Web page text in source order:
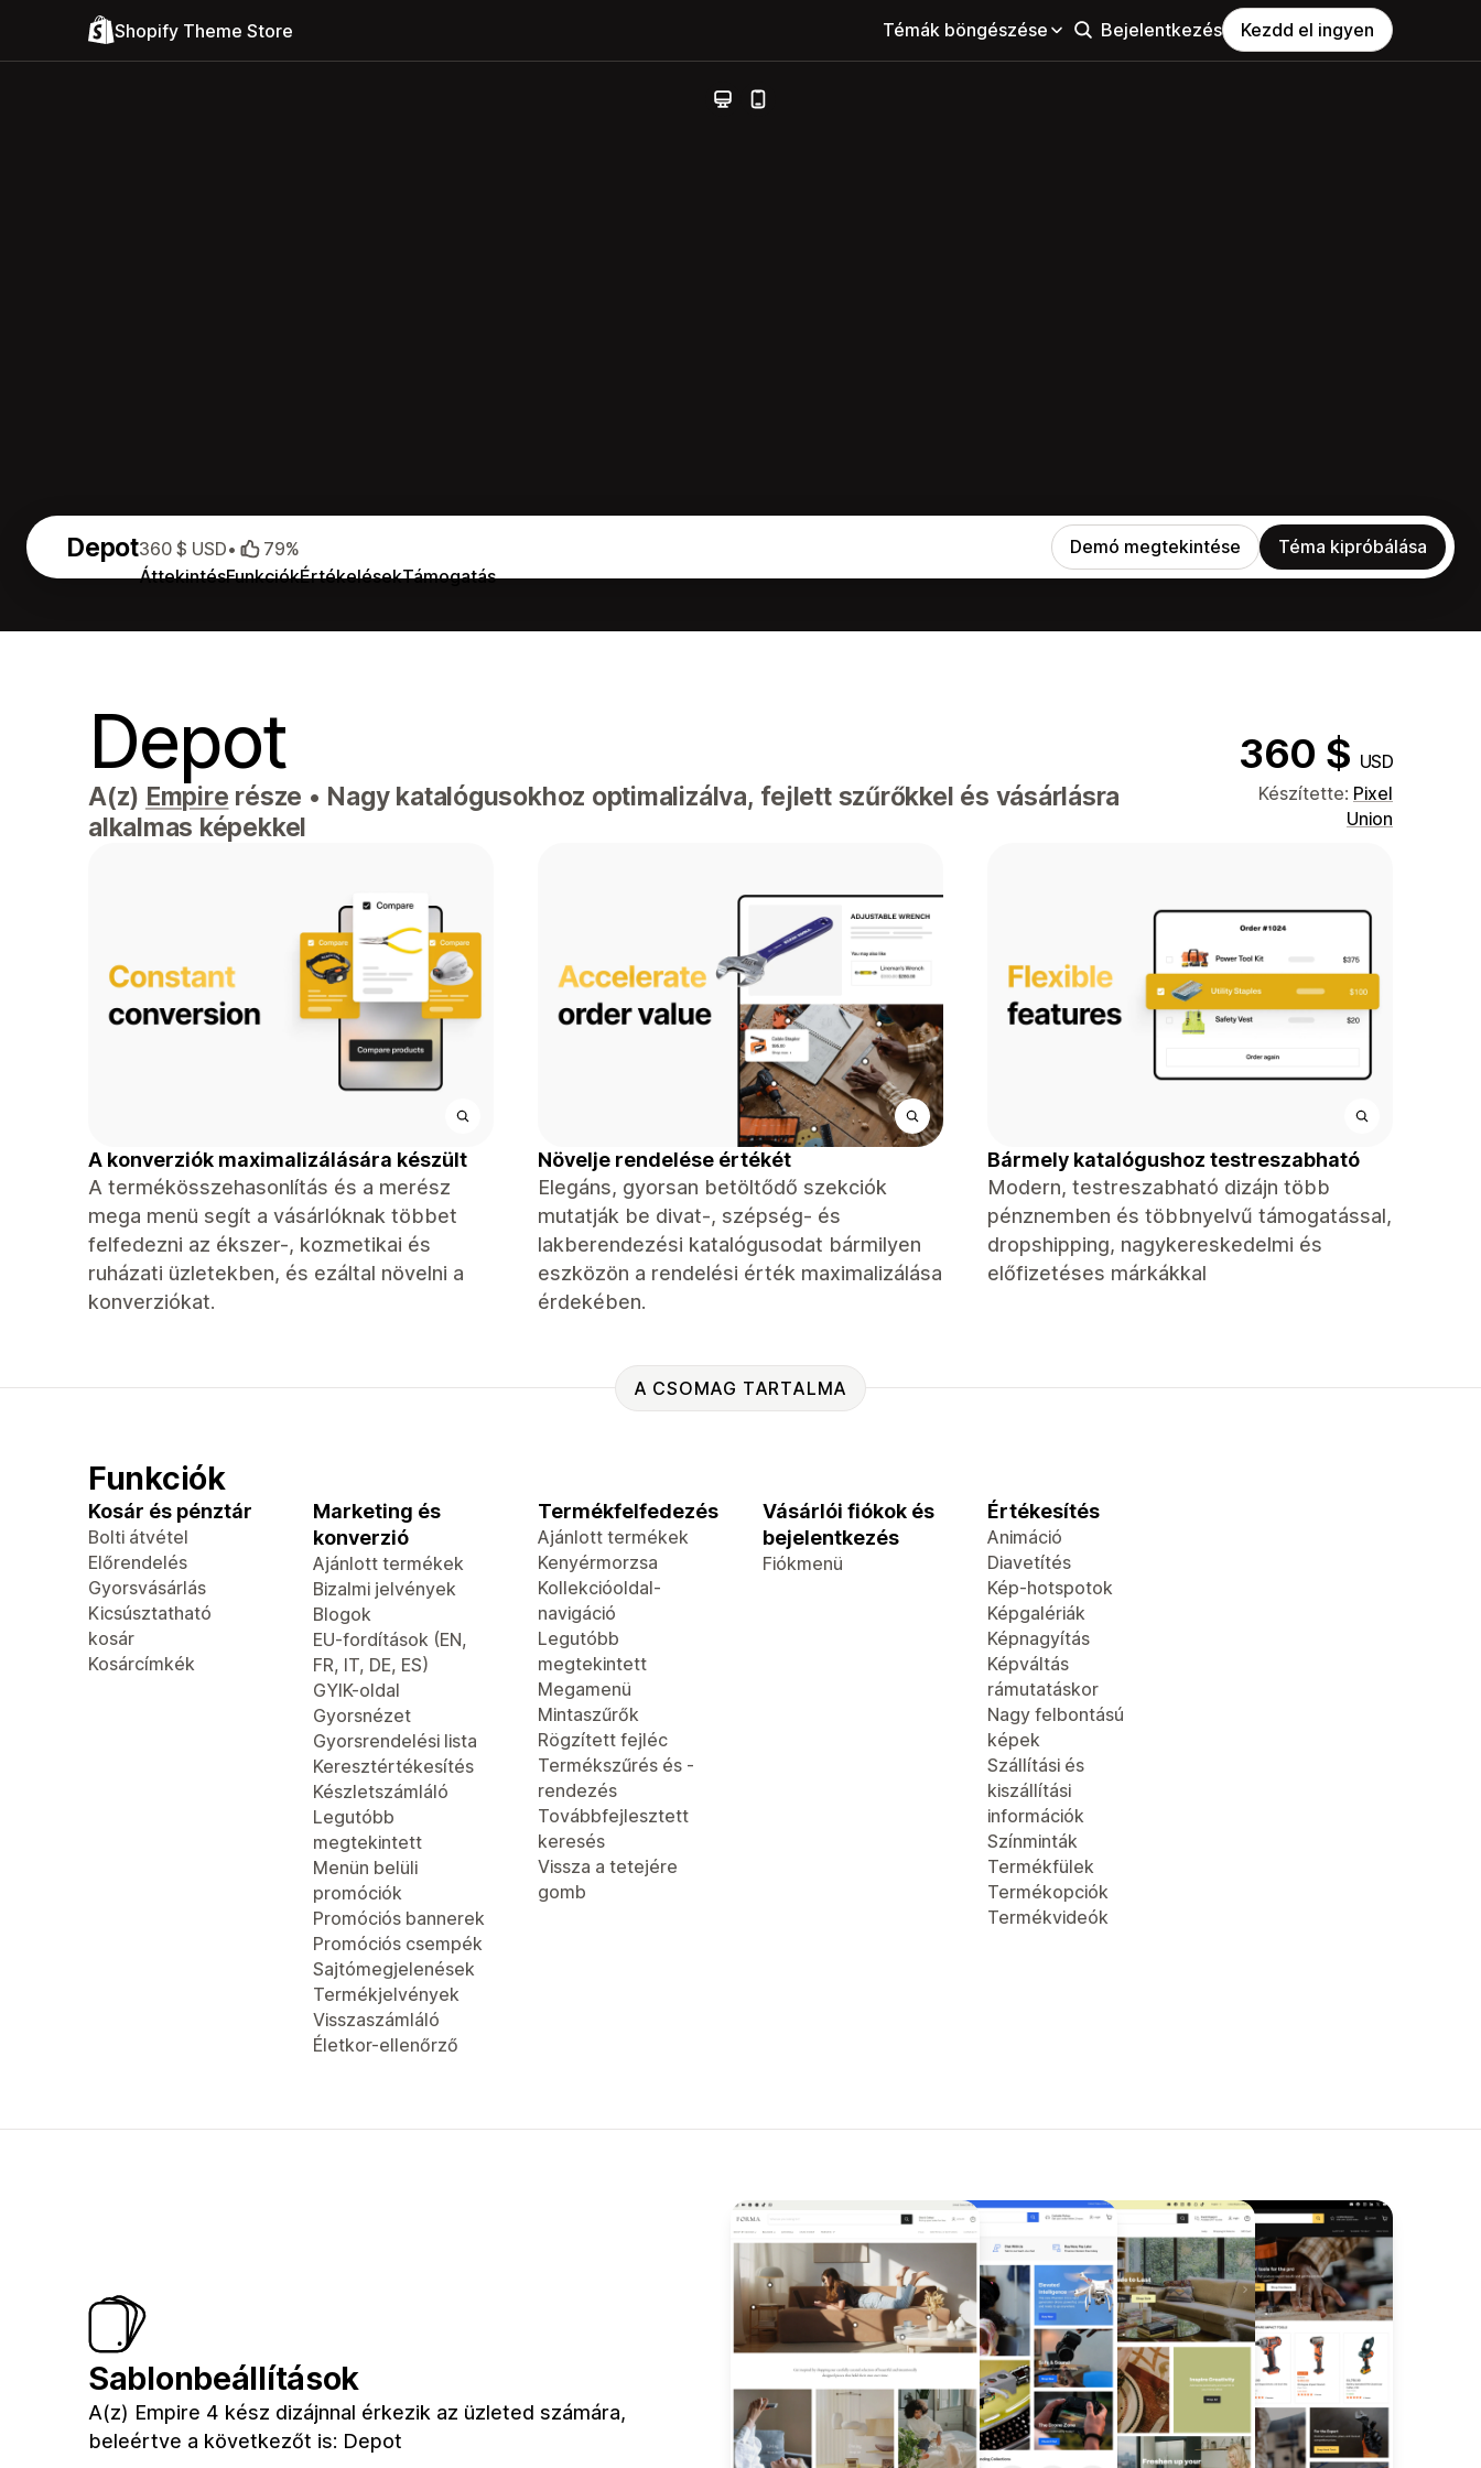
Shopify Theme Store Témák böngészése Bejelentkezés Kezdd el ingyen
Depot
ÁttekintésFunkciókÉrtékelésekTámogatás
360 $ USD• 79% Demó megtekintése Téma kipróbálása
Depot 360 $ USD
A(z) Empire része • Nagy katalógusokhoz optimalizálva, fejlett szűrőkkel és vásárlásra
alkalmas képekkel
Készítette: Pixel
Union
A konverziók maximalizálására készült
A termékösszehasonlítás és a merész
mega menü segít a vásárlóknak többet
felfedezni az ékszer-, kozmetikai és
ruházati üzletekben, és ezáltal növelni a
konverziókat.
Növelje rendelése értékét
Elegáns, gyorsan betöltődő szekciók
mutatják be divat-, szépség- és
lakberendezési katalógusodat bármilyen
eszközön a rendelési érték maximalizálása
érdekében.
Bármely katalógushoz testreszabható
Modern, testreszabható dizájn több
pénznemben és többnyelvű támogatással,
dropshipping, nagykereskedelmi és
előfizetéses márkákkal
A CSOMAG TARTALMA
Funkciók
Kosár és pénztár
Bolti átvétel
Előrendelés
Gyorsvásárlás
Kicsúsztatható
kosár
Kosárcímkék
Marketing és
konverzió
Ajánlott termékek
Bizalmi jelvények
Blogok
EU-fordítások (EN,
FR, IT, DE, ES)
GYIK-oldal
Gyorsnézet
Gyorsrendelési lista
Keresztértékesítés
Készletszámláló
Legutóbb
megtekintett
Menün belüli
promóciók
Promóciós bannerek
Promóciós csempék
Sajtómegjelenések
Termékjelvények
Visszaszámláló
Életkor-ellenőrző
Termékfelfedezés
Ajánlott termékek
Kenyérmorzsa
Kollekcióoldal-
navigáció
Legutóbb
megtekintett
Megamenü
Mintaszűrők
Rögzített fejléc
Termékszűrés és -
rendezés
Továbbfejlesztett
keresés
Vissza a tetejére
gomb
Vásárlói fiókok és
bejelentkezés
Fiókmenü
Értékesítés
Animáció
Diavetítés
Kép-hotspotok
Képgalériák
Képnagyítás
Képváltás
rámutatáskor
Nagy felbontású
képek
Szállítási és
kiszállítási
információk
Színminták
Termékfülek
Termékopciók
Termékvideók
Sablonbeállítások
A(z) Empire 4 kész dizájnnal érkezik az üzleted számára,
beleértve a következőt is: Depot